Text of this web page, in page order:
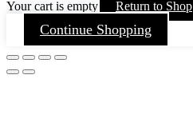
Your cart is empty Return to Shop
Continue Shopping